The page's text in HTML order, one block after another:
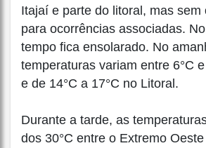
Itajaí e parte do litoral, mas sem
para ocorrências associadas.
tempo fica ensolarado. No
temperaturas variam entre 6°C
e de 14°C a 17°C no Litoral.
Durante a tarde, as
dos 30°C entre o Extremo